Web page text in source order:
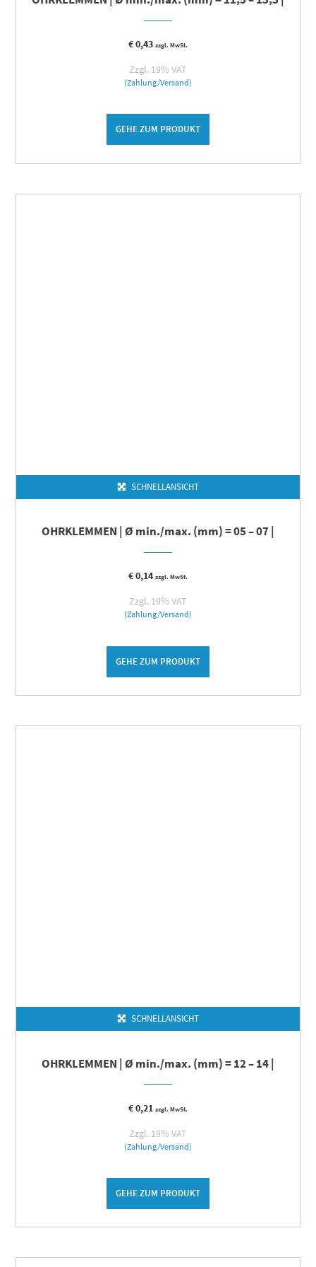
€0,43 zzgl. MwSt.
Zzgl. 19% VAT
(Zahlung/Versand)
GEHE ZUM PRODUKT
SCHNELLANSICHT
OHRKLEMMEN | Ø min./max. (mm) = 05 – 07 |
€0,14 zzgl. MwSt.
Zzgl. 19% VAT
(Zahlung/Versand)
GEHE ZUM PRODUKT
SCHNELLANSICHT
OHRKLEMMEN | Ø min./max. (mm) = 12 – 14 |
€0,21 zzgl. MwSt.
Zzgl. 19% VAT
(Zahlung/Versand)
GEHE ZUM PRODUKT